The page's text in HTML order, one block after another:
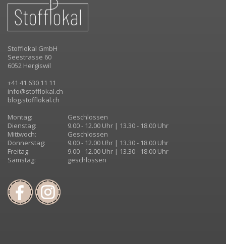
Stofflokal GmbH
Seestrasse 60
6052 Hergiswil
+41 41 630 11 11
info@stofflokal.ch
blog.stofflokal.ch
Montag:
Geschlossen
Dienstag:
9.00 - 12.00 Uhr | 13.30 - 18.00 Uhr
Mittwoch:
Geschlossen
Donnerstag:
9.00 - 12.00 Uhr | 13.30 - 18.00 Uhr
Freitag:
9.00 - 12.00 Uhr | 13.30 - 18.00 Uhr
Samstag:
geschlossen